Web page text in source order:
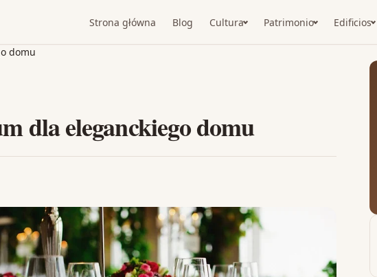
Strona główna Blog Cultura Patrimonio Edificios
domu
dla eleganckiego domu